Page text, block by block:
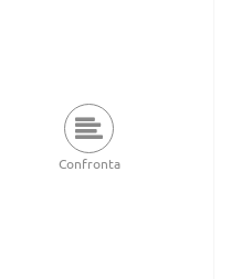
Confronta